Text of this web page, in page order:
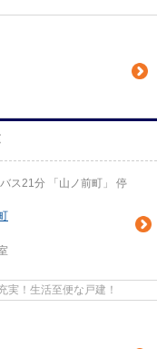
バス21分 「山ノ前町」 停
実！生活至便な戸建！